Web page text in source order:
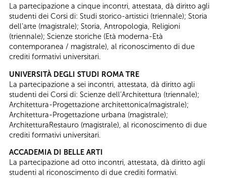
La partecipazione a cinque incontri, attestata, dà diritto agli
studenti dei Corsi di: Studi storico-artistici (triennale); Storia
dell’arte (magistrale); Storia, Antropologia, Religioni
(triennale); Scienze storiche (Età moderna-Età
contemporanea / magistrale), al riconoscimento di due
crediti formativi universitari.
UNIVERSITÀ DEGLI STUDI ROMA TRE
La partecipazione a sei incontri, attestata, dà diritto agli
studenti dei Corsi di: Scienze dell’Architettura (triennale);
Architettura-Progettazione architettonica(magistrale);
Architettura-Progettazione urbana (magistrale);
ArchitetturaRestauro (magistrale), al riconoscimento di due
crediti formativi universitari.
ACCADEMIA DI BELLE ARTI
La partecipazione ad otto incontri, attestata, dà diritto agli
studenti al riconoscimento di due crediti formativi.